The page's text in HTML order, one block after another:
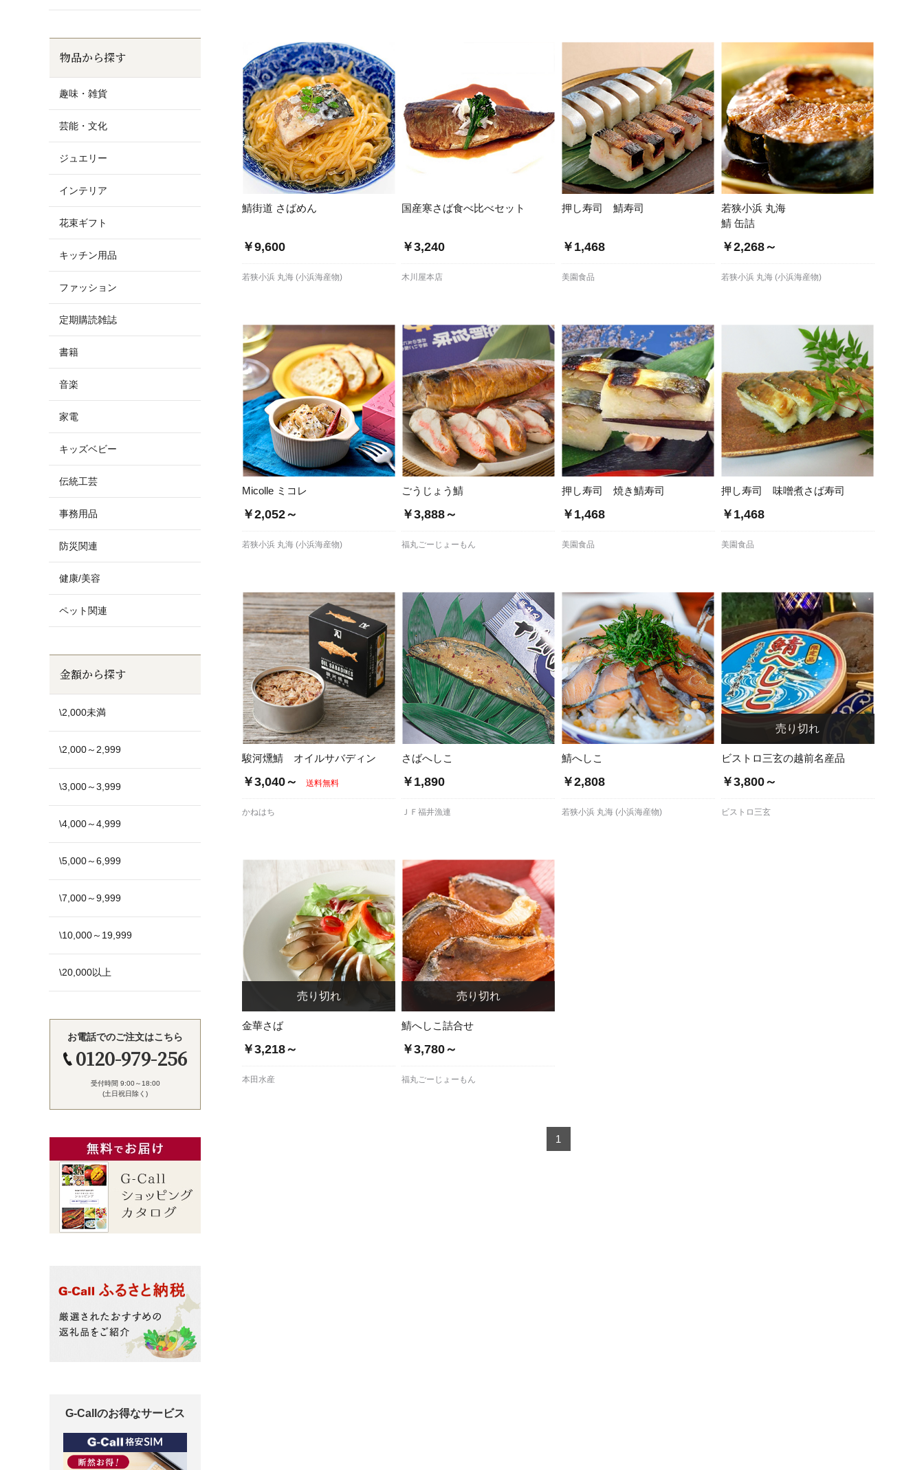
鯖街道 さばめん
￥9,600
若狭小浜 丸海 (小浜海産物)
国産寒さば食べ比べセット
￥3,240
木川屋本店
押し寿司 鯖寿司
￥1,468
美園食品
若狭小浜 丸海
鯖 缶詰
￥2,268～
若狭小浜 丸海 (小浜海産物)
Micolle ミコレ
￥2,052～
若狭小浜 丸海 (小浜海産物)
ごうじょう鯖
￥3,888～
福丸ごーじょーもん
押し寿司 焼き鯖寿司
￥1,468
美園食品
押し寿司 味噌煮さば寿司
￥1,468
美園食品
駿河燻鯖 オイルサバディン
￥3,040～ 送料無料
かねはち
さばへしこ
￥1,890
ＪＦ福井漁連
鯖へしこ
￥2,808
若狭小浜 丸海 (小浜海産物)
ビストロ三玄の越前名産品
￥3,800～
ビストロ三玄
金華さば
￥3,218～
本田水産
鯖へしこ詰合せ
￥3,780～
福丸ごーじょーもん
1
物品から探す
趣味・雑貨
芸能・文化
ジュエリー
インテリア
花束ギフト
キッチン用品
ファッション
定期購読雑誌
書籍
音楽
家電
キッズベビー
伝統工芸
事務用品
防災関連
健康/美容
ペット関連
金額から探す
\2,000未満
\2,000～2,999
\3,000～3,999
\4,000～4,999
\5,000～6,999
\7,000～9,999
\10,000～19,999
\20,000以上
お電話でのご注文はこちら
0120-979-256
受付時間 9:00～18:00
(土日祝日除く)
G-Callのお得なサービス